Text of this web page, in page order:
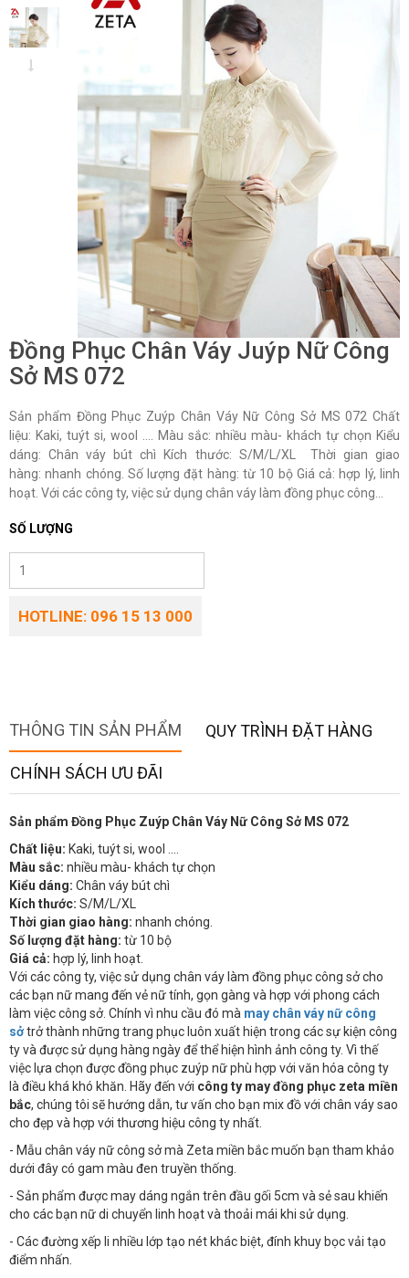
Đồng Phục Chân Váy Juýp Nữ Công
Sở MS 072
Sản phẩm Đồng Phục Zuýp Chân Váy Nữ Công Sở MS 072 Chất
liệu: Kaki, tuýt si, wool …. Màu sắc: nhiều màu- khách tự chọn Kiểu
dáng: Chân váy bút chì Kích thước: S/M/L/XL Thời gian giao
hàng: nhanh chóng. Số lượng đặt hàng: từ 10 bộ Giá cả: hợp lý, linh
hoạt. Với các công ty, việc sử dụng chân váy làm đồng phục công...
SỐ LƯỢNG
HOTLINE: 096 15 13 000
THÔNG TIN SẢN PHẨM QUY TRÌNH ĐẶT HÀNG
CHÍNH SÁCH ƯU ĐÃI
Sản phẩm Đồng Phục Zuýp Chân Váy Nữ Công Sở MS 072
Chất liệu: Kaki, tuýt si, wool ….
Màu sắc: nhiều màu- khách tự chọn
Kiểu dáng: Chân váy bút chì
Kích thước: S/M/L/XL
Thời gian giao hàng: nhanh chóng.
Số lượng đặt hàng: từ 10 bộ
Giá cả: hợp lý, linh hoạt.
Với các công ty, việc sử dụng chân váy làm đồng phục công sở cho
các bạn nữ mang đến vẻ nữ tính, gọn gàng và hợp với phong cách
làm việc công sở. Chính vì nhu cầu đó mà may chân váy nữ công
sởtrở thành những trang phục luôn xuất hiện trong các sự kiện công
ty và được sử dụng hàng ngày để thể hiện hình ảnh công ty. Vì thế
việc lựa chọn được đồng phục zuýp nữ phù hợp với văn hóa công ty
là điều khá khó khăn. Hãy đến với công ty may đồng phục zeta miền
bắc, chúng tôi sẽ hướng dẫn, tư vấn cho bạn mix đồ với chân váy sao
cho đẹp và hợp với thương hiệu công ty nhất.
- Mẫu chân váy nữ công sở mà Zeta miền bắc muốn bạn tham khảo
dưới đây có gam màu đen truyền thống.
- Sản phẩm được may dáng ngắn trên đầu gối 5cm và sẻ sau khiến
cho các bạn nữ di chuyển linh hoạt và thoải mái khi sử dụng.
- Các đường xếp li nhiều lớp tạo nét khác biệt, đính khuy bọc vải tạo
điểm nhấn.